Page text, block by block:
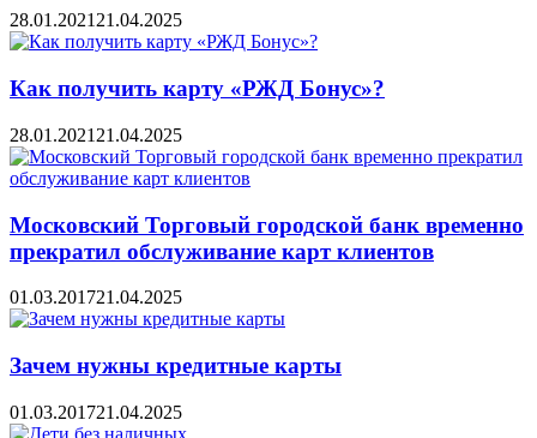
28.01.2021 21.04.2025
Как получить карту «РЖД Бонус»?
28.01.2021 21.04.2025
Московский Торговый городской банк временно
прекратил обслуживание карт клиентов
01.03.201721.04.2025
Зачем нужны кредитные карты
01.03.201721.04.2025